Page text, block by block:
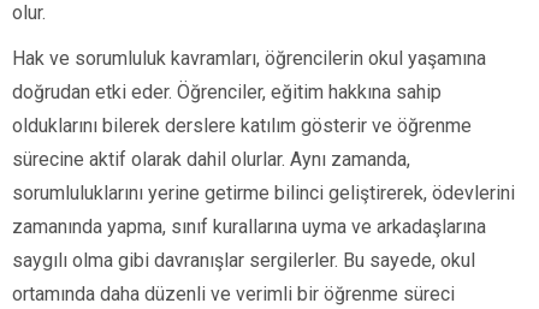
olur.
Hak ve sorumluluk kavramları, öğrencilerin okul yaşamına
doğrudan etki eder. Öğrenciler, eğitim hakkına sahip
olduklarını bilerek derslere katılım gösterir ve öğrenme
sürecine aktif olarak dahil olurlar. Aynı zamanda,
sorumluluklarını yerine getirme bilinci geliştirerek, ödevlerini
zamanında yapma, sınıf kurallarına uyma ve arkadaşlarına
saygılı olma gibi davranışlar sergilerler. Bu sayede, okul
ortamında daha düzenli ve verimli bir öğrenme süreci